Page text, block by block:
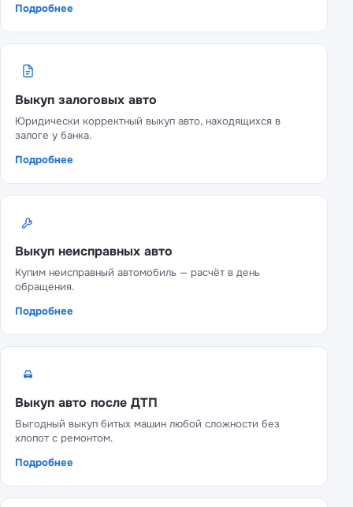
Подробнее
Выкуп залоговых авто
Юридически корректный выкуп авто, находящихся в
залоге у банка.
Подробнее
Выкуп неисправных авто
Купим неисправный автомобиль — расчёт в день
обращения.
Подробнее
Выкуп авто после ДТП
Выгодный выкуп битых машин любой сложности без
хлопот с ремонтом.
Подробнее